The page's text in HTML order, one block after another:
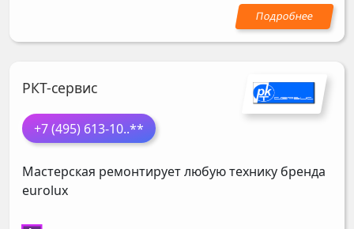
РКТ-сервис
+7 (495) 613-10..**
Мастерская ремонтирует любую технику бренда
eurolux